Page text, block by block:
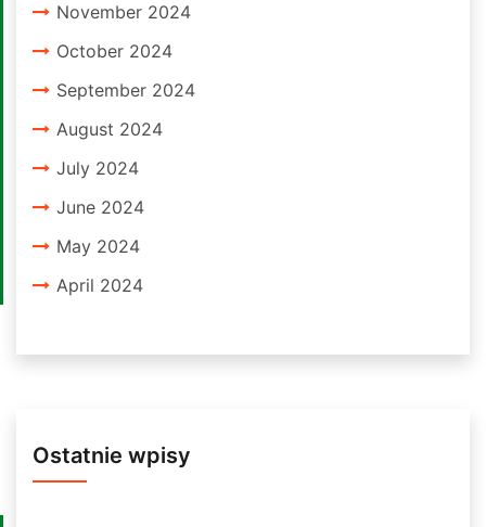
November 2024
October 2024
September 2024
August 2024
July 2024
June 2024
May 2024
April 2024
Ostatnie wpisy